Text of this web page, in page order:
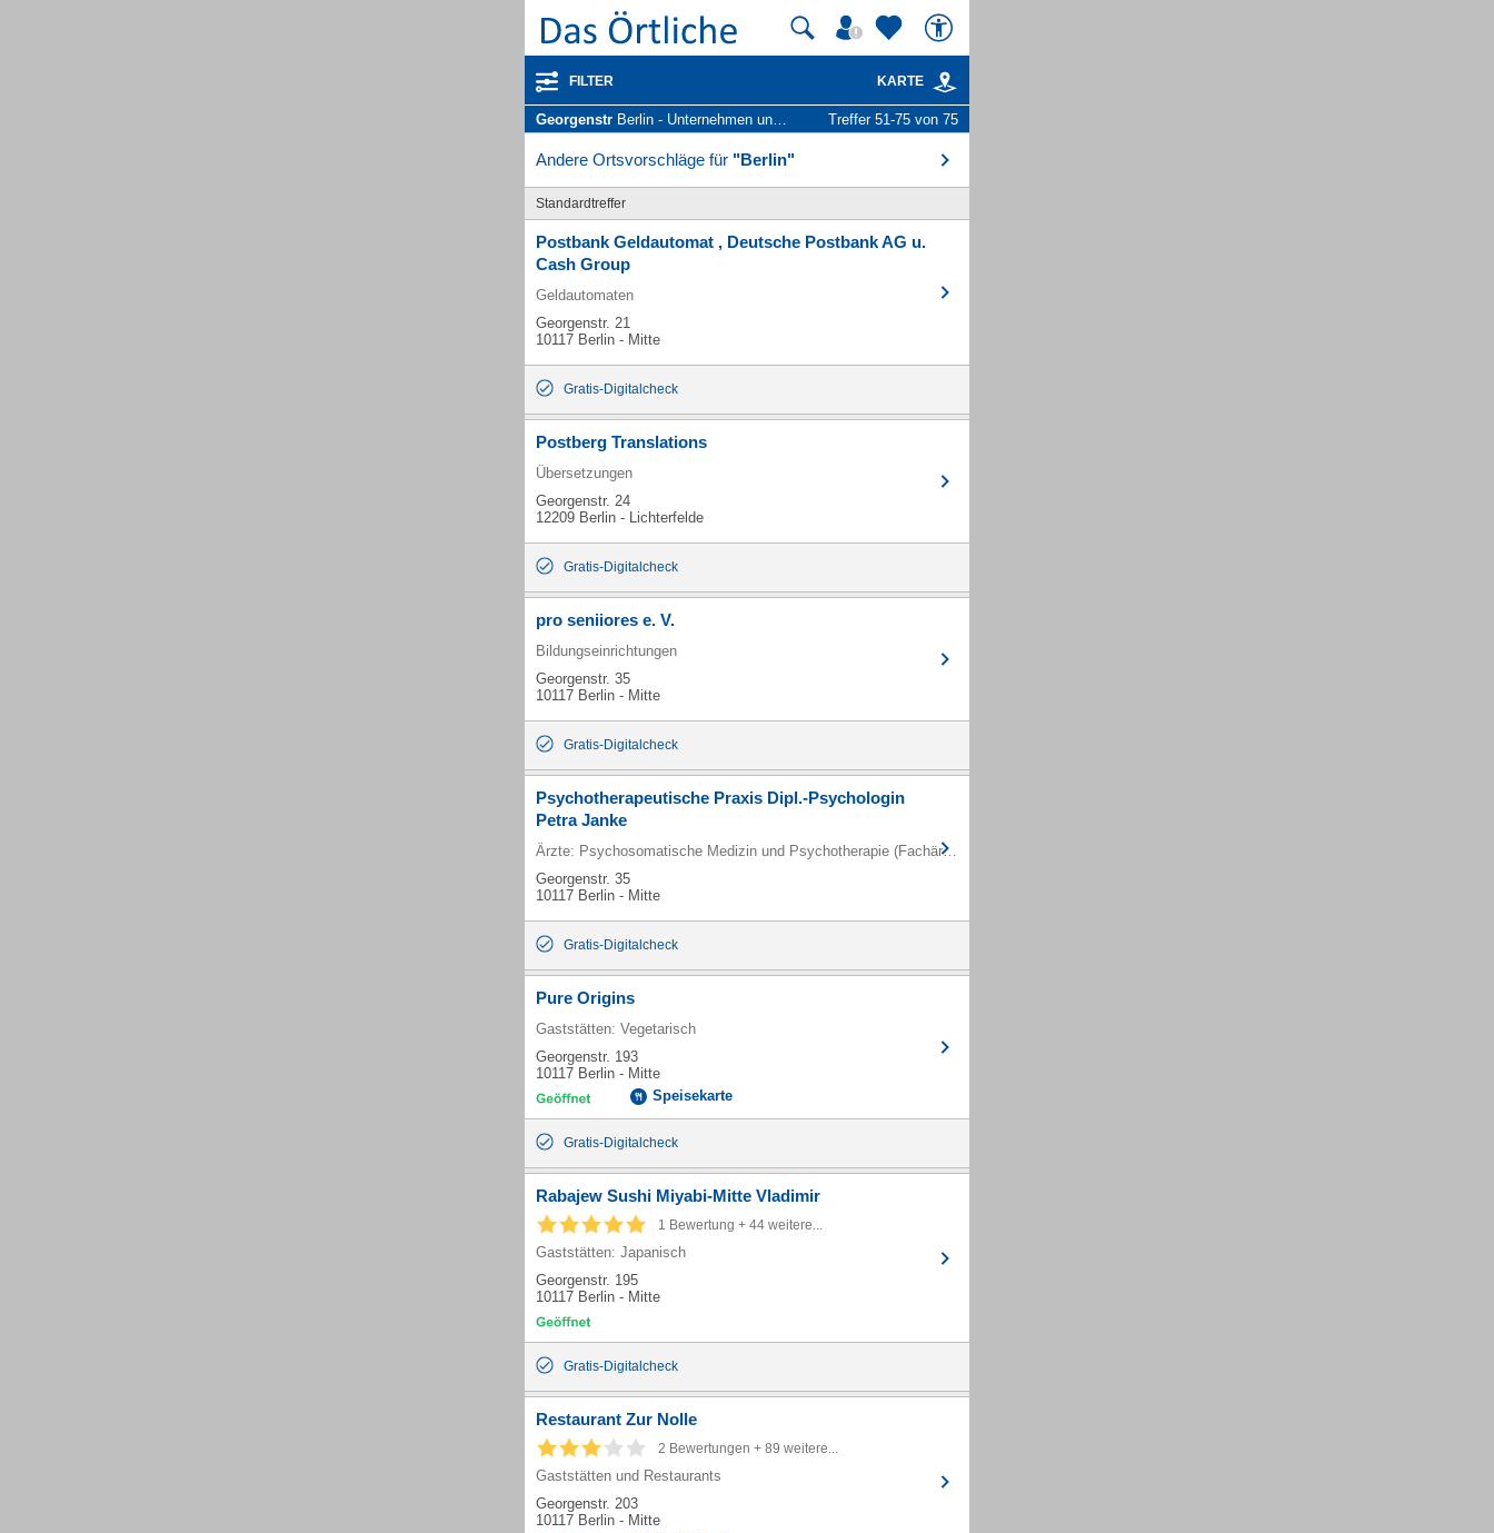
FILTER KARTE
Georgenstr Berlin - Unternehmen und Personen Treffer 51-75 von 75
Andere Ortsvorschläge für "Berlin"
Standardtreffer
Postbank Geldautomat , Deutsche Postbank AG u.
Cash Group
Geldautomaten
Georgenstr. 21
10117 Berlin - Mitte
Gratis-Digitalcheck
Postberg Translations
Übersetzungen
Georgenstr. 24
12209 Berlin - Lichterfelde
Gratis-Digitalcheck
pro seniiores e. V.
Bildungseinrichtungen
Georgenstr. 35
10117 Berlin - Mitte
Gratis-Digitalcheck
Psychotherapeutische Praxis Dipl.-Psychologin
Petra Janke
Ärzte: Psychosomatische Medizin und Psychotherapie (Fachärzte)
Georgenstr. 35
10117 Berlin - Mitte
Gratis-Digitalcheck
Pure Origins
Gaststätten: Vegetarisch
Georgenstr. 193
10117 Berlin - Mitte
Speisekarte
Gratis-Digitalcheck
Rabajew Sushi Miyabi-Mitte Vladimir
1 Bewertung + 44 weitere...
Gaststätten: Japanisch
Georgenstr. 195
10117 Berlin - Mitte
Gratis-Digitalcheck
Restaurant Zur Nolle
2 Bewertungen + 89 weitere...
Gaststätten und Restaurants
Georgenstr. 203
10117 Berlin - Mitte